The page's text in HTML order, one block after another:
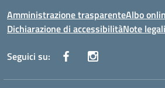
Amministrazione trasparenteAlbo
Dichiarazione di accessibilitàNote legali
Seguici su: